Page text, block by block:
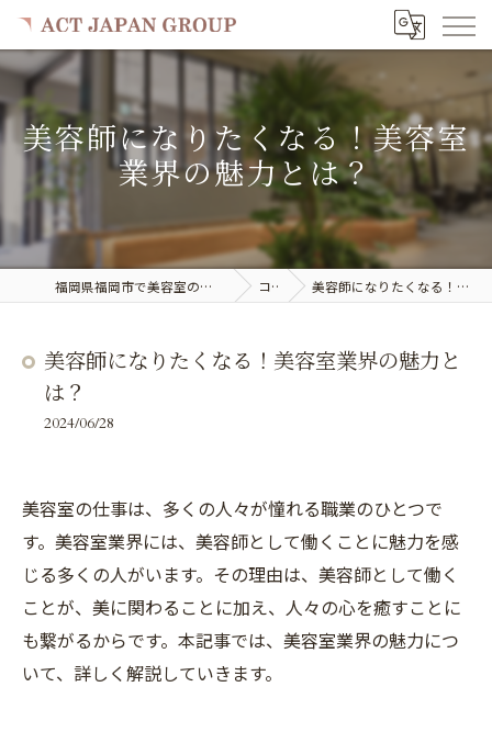
美容師になりたくなる！美容室
業界の魅力とは？
福岡県福岡市で美容室の求人ならACT JAPAN GROUP コラム 美容師になりたくなる！美容室業界の魅力とは？
美容師になりたくなる！美容室業界の魅力と
は？
2024/06/28
美容室の仕事は、多くの人々が憧れる職業のひとつで
す。美容室業界には、美容師として働くことに魅力を感
じる多くの人がいます。その理由は、美容師として働く
ことが、美に関わることに加え、人々の心を癒すことに
も繋がるからです。本記事では、美容室業界の魅力につ
いて、詳しく解説していきます。